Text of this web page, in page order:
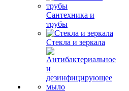
Сантехника и
трубы
Стекла и зеркала